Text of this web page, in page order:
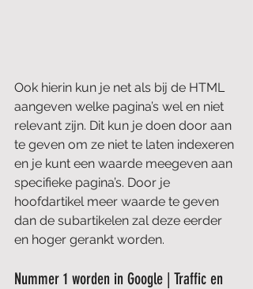
Ook hierin kun je net als bij de HTML
aangeven welke pagina’s wel en niet
relevant zijn. Dit kun je doen door aan
te geven om ze niet te laten indexeren
en je kunt een waarde meegeven aan
specifieke pagina’s. Door je
hoofdartikel meer waarde te geven
dan de subartikelen zal deze eerder
en hoger gerankt worden.
Nummer 1 worden in Google | Traffic en